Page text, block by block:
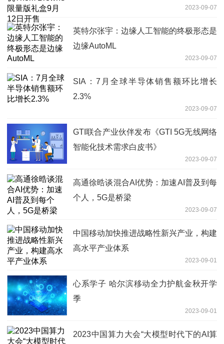
2023-09-07
英特尔张宇：边缘人工智能的终极形态是
边缘AutoML
2023-09-07
SIA：7月全球半导体销售额环比增长
2.3%
2023-09-07
GTI联合产业伙伴发布《GTI 5G无线网络
智能化技术需求白皮书》
2023-09-07
高通徐晧谈混合AI优势：加速AI普及到每
个人，5G是桥梁
2023-09-07
中国移动加快推进战略性新兴产业，构建
高水平产业体系
2023-09-01
心系学子 哈尔滨移动全力护航金秋开学
季
2023-09-01
2023中国算力大会“大模型时代下的AI算